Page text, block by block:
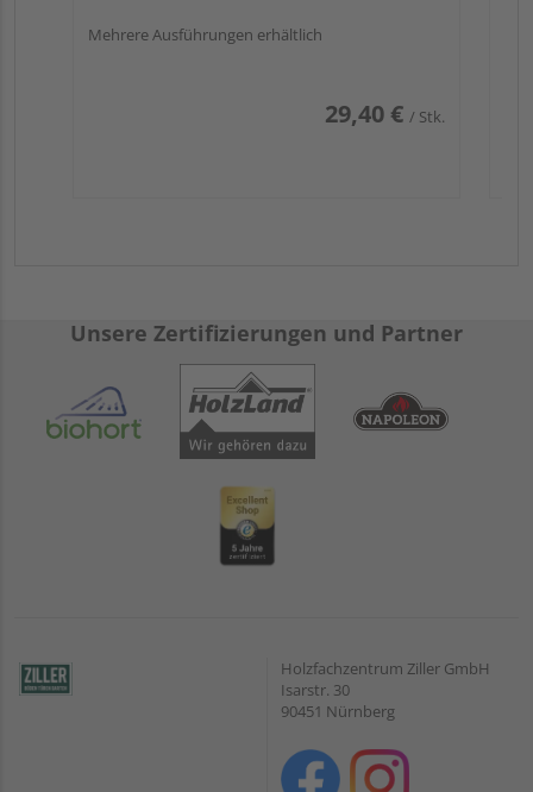
Mehrere Ausführungen erhältlich
29,40 € / Stk.
Unsere Zertifizierungen und Partner
Holzfachzentrum Ziller GmbH
Isarstr. 30
90451 Nürnberg